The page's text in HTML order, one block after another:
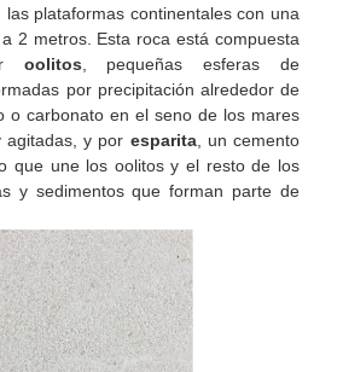
plataformas continentales con una
2 metros. Esta roca está compuesta
oolitos , pequeñas esferas de
por precipitación alrededor de
o carbonato en el seno de los mares
agitadas, y por esparita, un cemento
que une los oolitos y el resto de los
y sedimentos que forman parte de